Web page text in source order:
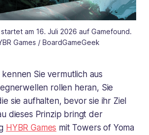
am 16. Juli 2026 auf Gamefound.
Games / BoardGameGeek
Sie vermutlich aus
rollen heran, Sie
sie aufhalten, bevor sie ihr Ziel
dieses Prinzip bringt der
HYBR Games mit Towers of Yoma